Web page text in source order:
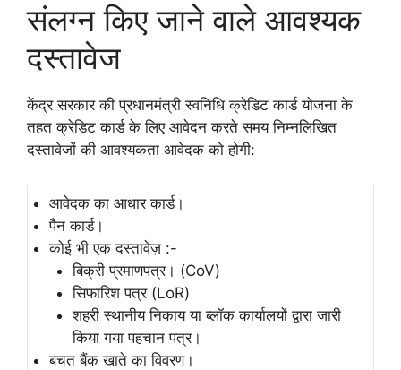
संलग्न किए जाने वाले आवश्यक
दस्तावेज
केंद्र सरकार की प्रधानमंत्री स्वनिधि क्रेडिट कार्ड योजना के
तहत क्रेडिट कार्ड के लिए आवेदन करते समय निम्नलिखित
दस्तावेजों की आवश्यकता आवेदक को होगी:
आवेदक का आधार कार्ड।
पैन कार्ड।
कोई भी एक दस्तावेज़ :-
बिक्री प्रमाणपत्र। (CoV)
सिफारिश पत्र (LoR)
शहरी स्थानीय निकाय या ब्लॉक कार्यालयों द्वारा जारी
किया गया पहचान पत्र।
बचत बैंक खाते का विवरण।